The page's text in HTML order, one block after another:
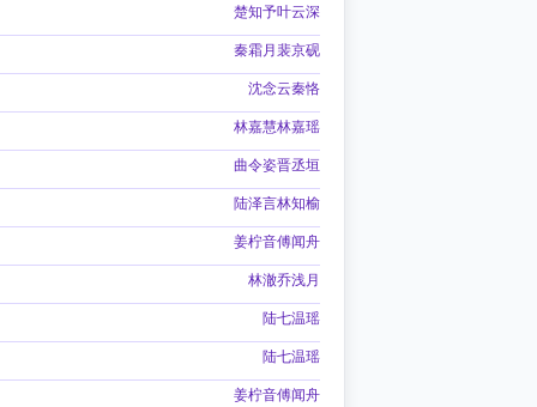
楚知予叶云深
秦霜月裴京砚
沈念云秦恪
林嘉慧林嘉瑶
曲令姿晋丞垣
陆泽言林知榆
姜柠音傅闻舟
林澈乔浅月
陆七温瑶
陆七温瑶
姜柠音傅闻舟